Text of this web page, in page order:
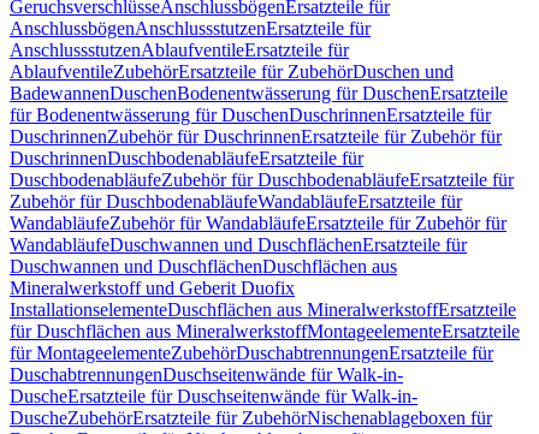
GeruchsverschlüsseAnschlussbögenErsatzteile für
AnschlussbögenAnschlussstutzenErsatzteile für
AnschlussstutzenAblaufventileErsatzteile für
AblaufventileZubehörErsatzteile für ZubehörDuschen und
BadewannenDuschenBodenentwässerung für DuschenErsatzteile
für Bodenentwässerung für DuschenDuschrinnenErsatzteile für
DuschrinnenZubehör für DuschrinnenErsatzteile für Zubehör für
DuschrinnenDuschbodenabläufeErsatzteile für
DuschbodenabläufeZubehör für DuschbodenabläufeErsatzteile für
Zubehör für DuschbodenabläufeWandabläufeErsatzteile für
WandabläufeZubehör für WandabläufeErsatzteile für Zubehör für
WandabläufeDuschwannen und DuschflächenErsatzteile für
Duschwannen und DuschflächenDuschflächen aus
Mineralwerkstoff und Geberit Duofix
InstallationselementeDuschflächen aus MineralwerkstoffErsatzteile
für Duschflächen aus MineralwerkstoffMontageelementeErsatzteile
für MontageelementeZubehörDuschabtrennungenErsatzteile für
DuschabtrennungenDuschseitenwände für Walk-in-
DuscheErsatzteile für Duschseitenwände für Walk-in-
DuscheZubehörErsatzteile für ZubehörNischenablageboxen für